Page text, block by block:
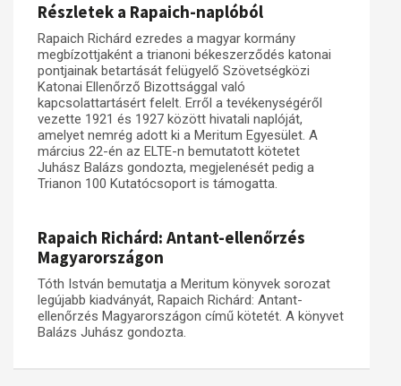
Részletek a Rapaich-naplóból
Rapaich Richárd ezredes a magyar kormány
megbízottjaként a trianoni békeszerződés katonai
pontjainak betartását felügyelő Szövetségközi
Katonai Ellenőrző Bizottsággal való
kapcsolattartásért felelt. Erről a tevékenységéről
vezette 1921 és 1927 között hivatali naplóját,
amelyet nemrég adott ki a Meritum Egyesület. A
március 22-én az ELTE-n bemutatott kötetet
Juhász Balázs gondozta, megjelenését pedig a
Trianon 100 Kutatócsoport is támogatta.
Rapaich Richárd: Antant-ellenőrzés
Magyarországon
Tóth István bemutatja a Meritum könyvek sorozat
legújabb kiadványát, Rapaich Richárd: Antant-
ellenőrzés Magyarországon című kötetét. A könyvet
Balázs Juhász gondozta.